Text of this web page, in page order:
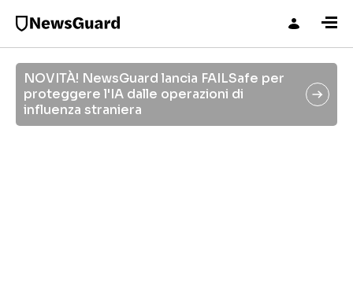
NOVITÀ! NewsGuard lancia FAILSafe per
proteggere l'IA dalle operazioni di
influenza straniera
Iscriviti a Reality Check, la nostra
newsletter sulla disinformazione.